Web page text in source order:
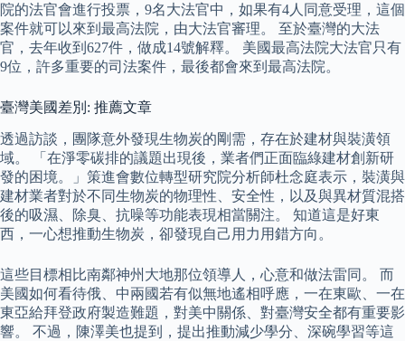
院的法官會進行投票，9名大法官中，如果有4人同意受理，這個
案件就可以來到最高法院，由大法官審理。 至於臺灣的大法
官，去年收到627件，做成14號解釋。 美國最高法院大法官只有
9位，許多重要的司法案件，最後都會來到最高法院。
臺灣美國差別: 推薦文章
透過訪談，團隊意外發現生物炭的剛需，存在於建材與裝潢領
域。 「在淨零碳排的議題出現後，業者們正面臨綠建材創新研
發的困境。」策進會數位轉型研究院分析師杜念庭表示，裝潢與
建材業者對於不同生物炭的物理性、安全性，以及與異材質混搭
後的吸濕、除臭、抗噪等功能表現相當關注。 知道這是好東
西，一心想推動生物炭，卻發現自己用力用錯方向。
這些目標相比南鄰神州大地那位領導人，心意和做法雷同。 而
美國如何看待俄、中兩國若有似無地遙相呼應，一在東歐、一在
東亞給拜登政府製造難題，對美中關係、對臺灣安全都有重要影
響。 不過，陳澤美也提到，提出推動減少學分、深碗學習等這